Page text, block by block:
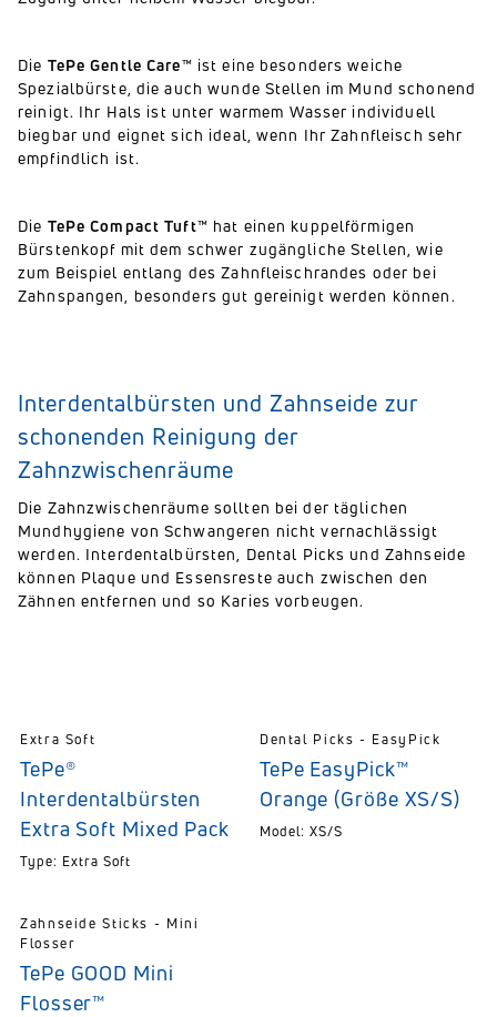
Die TePe Gentle Care™ ist eine besonders weiche
Spezialbürste, die auch wunde Stellen im Mund schonend
reinigt. Ihr Hals ist unter warmem Wasser individuell
biegbar und eignet sich ideal, wenn Ihr Zahnfleisch sehr
empfindlich ist.
Die TePe Compact Tuft™ hat einen kuppelförmigen
Bürstenkopf mit dem schwer zugängliche Stellen, wie
zum Beispiel entlang des Zahnfleischrandes oder bei
Zahnspangen, besonders gut gereinigt werden können.
Interdentalbürsten und Zahnseide zur
schonenden Reinigung der
Zahnzwischenräume
Die Zahnzwischenräume sollten bei der täglichen
Mundhygiene von Schwangeren nicht vernachlässigt
werden. Interdentalbürsten, Dental Picks und Zahnseide
können Plaque und Essensreste auch zwischen den
Zähnen entfernen und so Karies vorbeugen.
Extra Soft
TePe®
Interdentalbürsten
Extra Soft Mixed Pack
Type: Extra Soft
Dental Picks - EasyPick
TePe EasyPick™
Orange (Größe XS/S)
Model: XS/S
Zahnseide Sticks - Mini
Flosser
TePe GOOD Mini
Flosser™